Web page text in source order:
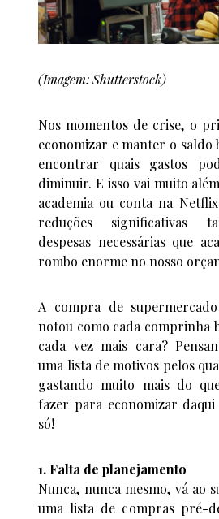
(Imagem: Shutterstock)
Nos momentos de crise, o
economizar e manter o saldo
encontrar quais gastos
diminuir. E isso vai muito
academia ou conta na
reduções significativas
despesas necessárias que
rombo enorme no nosso
A compra de
notou como cada comprinha
cada vez mais cara?
uma lista de motivos pelos
gastando muito mais do
fazer para economizar
só!
1. Falta de planejamento
Nunca, nunca mesmo, vá ao
uma lista de compras pré-